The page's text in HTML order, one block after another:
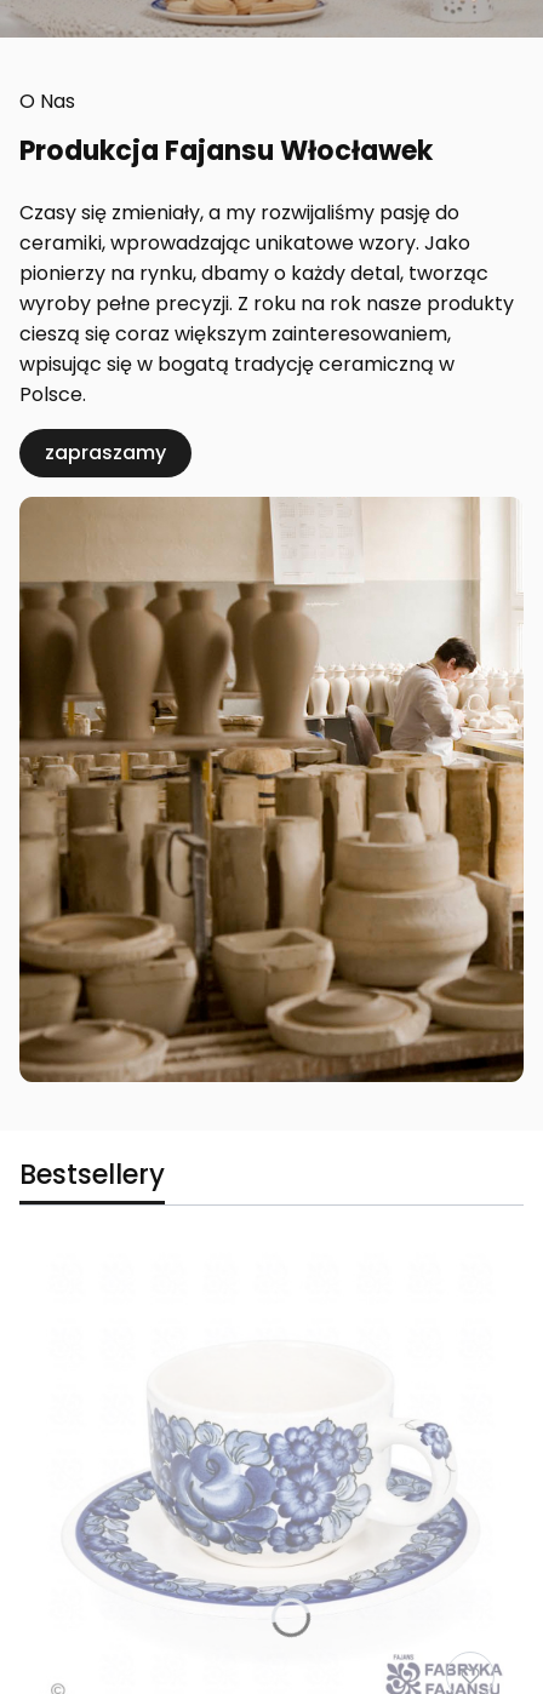
O Nas
Produkcja Fajansu Włocławek
Czasy się zmieniały, a my rozwijaliśmy pasję do
ceramiki, wprowadzając unikatowe wzory. Jako
pionierzy na rynku, dbamy o każdy detal, tworząc
wyroby pełne precyzji. Z roku na rok nasze produkty
cieszą się coraz większym zainteresowaniem,
wpisując się w bogatą tradycję ceramiczną w
Polsce.
zapraszamy
Bestsellery